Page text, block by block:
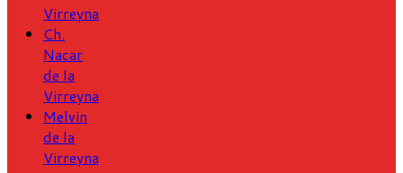
Virreyna
Ch.
Nacar
de la
Virreyna
Melvin
de la
Virreyna